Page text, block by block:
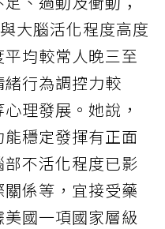
大腦活化程度高度
均較常人晚三至
行為調控力較
理發展。她說，
穩定發揮有正面
不活化程度已影
係等，宜接受藥
國一項國家層級